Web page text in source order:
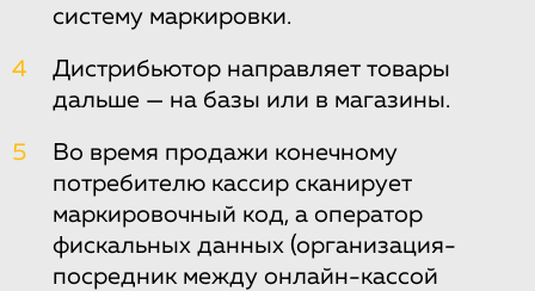
систему маркировки.
4
Дистрибьютор направляет товары
дальше — на базы или в магазины.
5
Во время продажи конечному
потребителю кассир сканирует
маркировочный код, а оператор
фискальных данных (организация-
посредник между онлайн-кассой